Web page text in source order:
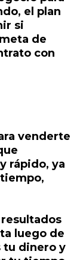
el plan
si
de
con
venderte
rápido, ya
luego de
tu dinero y